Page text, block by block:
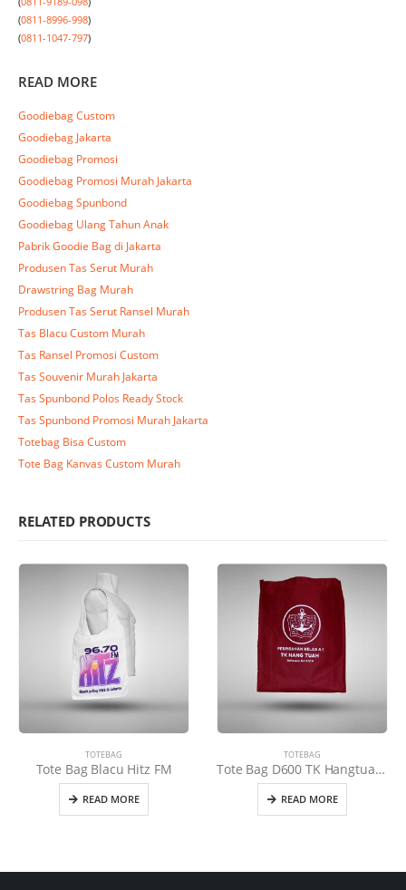
(0811-8996-998)
(0811-1047-797)
READ MORE
Goodiebag Custom
Goodiebag Jakarta
Goodiebag Promosi
Goodiebag Promosi Murah Jakarta
Goodiebag Spunbond
Goodiebag Ulang Tahun Anak
Pabrik Goodie Bag di Jakarta
Produsen Tas Serut Murah
Drawstring Bag Murah
Produsen Tas Serut Ransel Murah
Tas Blacu Custom Murah
Tas Ransel Promosi Custom
Tas Souvenir Murah Jakarta
Tas Spunbond Polos Ready Stock
Tas Spunbond Promosi Murah Jakarta
Totebag Bisa Custom
Tote Bag Kanvas Custom Murah
RELATED PRODUCTS
TOTEBAG
Tote Bag Blacu Hitz FM
READ MORE
TOTEBAG
Tote Bag D600 TK Hangtuah Merah Maroon
READ MORE